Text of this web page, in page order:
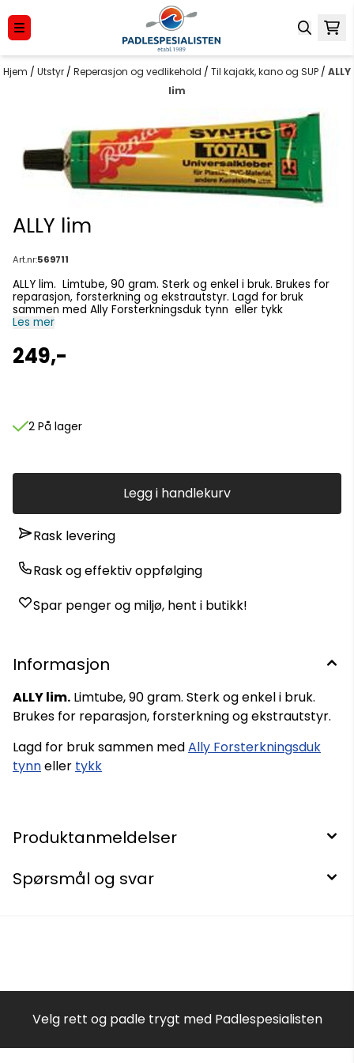
Hopp til innhold
Hjem / Utstyr / Reperasjon og vedlikehold / Til kajakk, kano og SUP / ALLY
lim
ALLY lim
Art.nr:569711
ALLY lim. Limtube, 90 gram. Sterk og enkel i bruk. Brukes for
reparasjon, forsterkning og ekstrautstyr. Lagd for bruk
sammen med Ally Forsterkningsduk tynn eller tykk
Les mer
249,-
2 På lager
Legg i handlekurv
Rask levering
Rask og effektiv oppfølging
Spar penger og miljø, hent i butikk!
Informasjon
ALLY lim. Limtube, 90 gram. Sterk og enkel i bruk.
Brukes for reparasjon, forsterkning og ekstrautstyr.
Lagd for bruk sammen medAlly Forsterkningsduk
tynneller tykk
Produktanmeldelser
Spørsmål og svar
Velg rett og padle trygt med Padlespesialisten